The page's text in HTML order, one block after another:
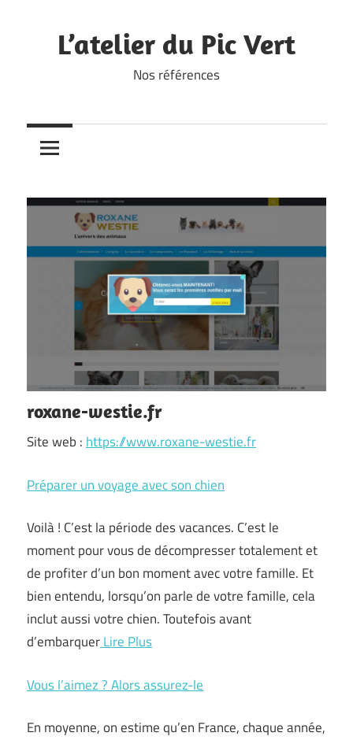
contentL’atelier du Pic Vert
Nos références
roxane-westie.fr
Site web : https://www.roxane-westie.fr
Préparer un voyage avec son chien
Voilà ! C’est la période des vacances. C’est le
moment pour vous de décompresser totalement et
de profiter d’un bon moment avec votre famille. Et
bien entendu, lorsqu’on parle de votre famille, cela
inclut aussi votre chien. Toutefois avant
d’embarquerLire Plus
Vous l’aimez ? Alors assurez-le
En moyenne, on estime qu’en France, chaque année,